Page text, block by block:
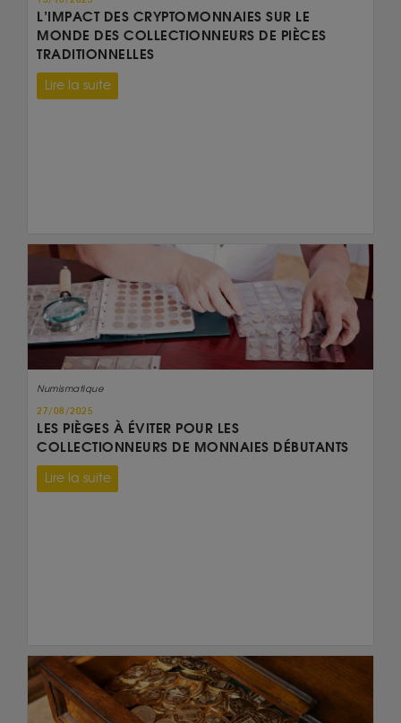
L’IMPACT DES CRYPTOMONNAIES SUR LE
MONDE DES COLLECTIONNEURS DE PIÈCES
TRADITIONNELLES
Lire la suite
Numismatique
27/08/2025
LES PIÈGES À ÉVITER POUR LES
COLLECTIONNEURS DE MONNAIES DÉBUTANTS
Lire la suite